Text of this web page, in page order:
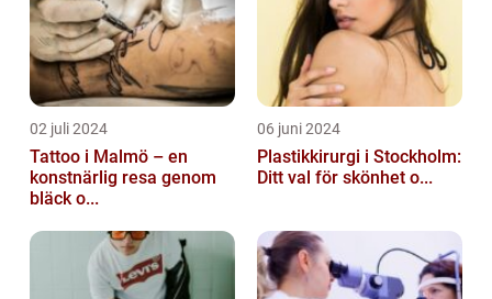
02 juli 2024
Tattoo i Malmö – en
konstnärlig resa genom
bläck o...
06 juni 2024
Plastikkirurgi i Stockholm:
Ditt val för skönhet o...